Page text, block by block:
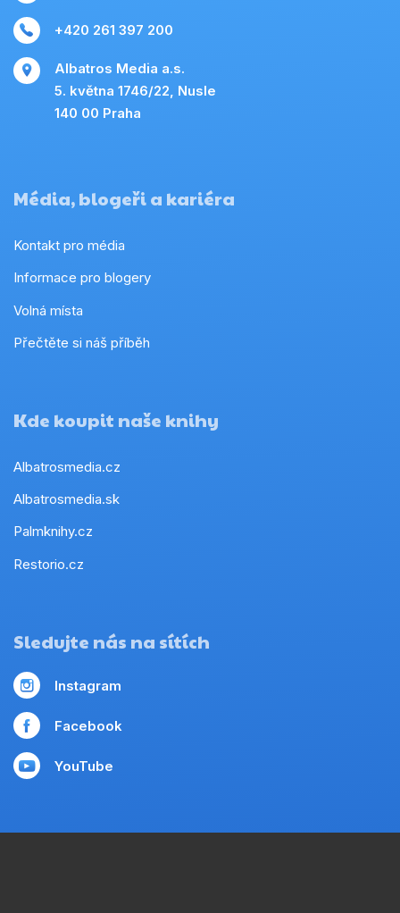
+420 261 397 200
Albatros Media a.s.
5. května 1746/22, Nusle
140 00 Praha
Média, blogeři a kariéra
Kontakt pro média
Informace pro blogery
Volná místa
Přečtěte si náš příběh
Kde koupit naše knihy
Albatrosmedia.cz
Albatrosmedia.sk
Palmknihy.cz
Restorio.cz
Sledujte nás na sítích
Instagram
Facebook
YouTube